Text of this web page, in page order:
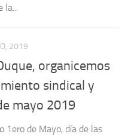
2019
organicemos
sindical y
mayo 2019
1ero de Mayo, día de las